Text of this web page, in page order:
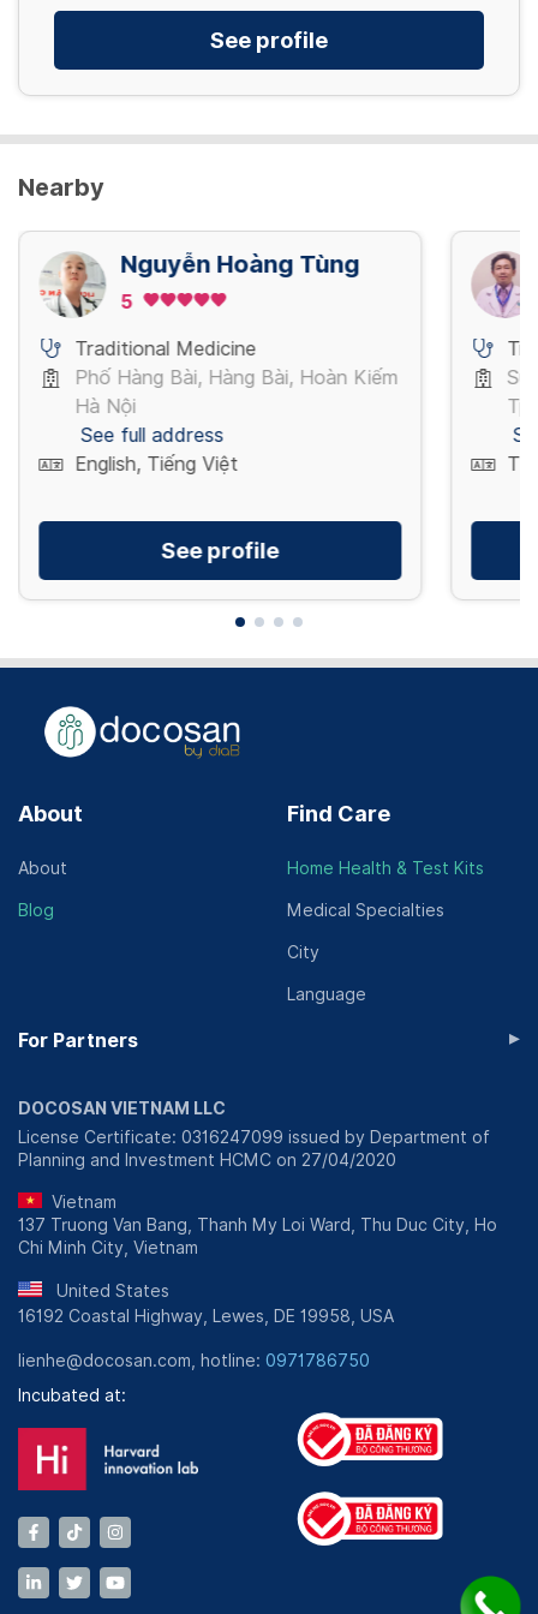
See profile
Nearby
Nguyễn Hoàng Tùng
5
Traditional Medicine
Phố Hàng Bài, Hàng Bài, Hoàn Kiếm
Hà Nội
See full address
English, Tiếng Việt
See profile
Sư
Tp
About
About
Blog
Find Care
Home Health & Test Kits
Medical Specialties
City
Language
For Partners ▸
DOCOSAN VIETNAM LLC
License Certificate: 0316247099 issued by Department of
Planning and Investment HCMC on 27/04/2020
Vietnam
137 Truong Van Bang, Thanh My Loi Ward, Thu Duc City, Ho
Chi Minh City, Vietnam
United States
16192 Coastal Highway, Lewes, DE 19958, USA
lienhe@docosan.com, hotline: 0971786750
Incubated at: